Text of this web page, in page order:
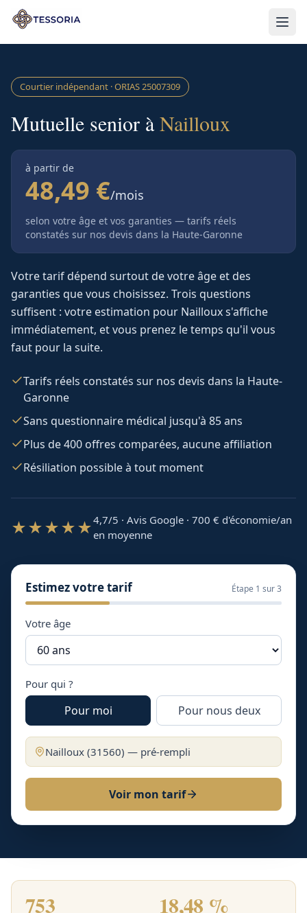
Aller au contenu principal
Courtier indépendant · ORIAS25007309
Mutuelle senior àNailloux
à partir de
48,49 €/mois
selon votre âge et vos garanties — tarifs réels
constatés sur nos devis dans la Haute-Garonne
Votre tarif dépend surtout de votre âge et des
garanties que vous choisissez. Trois questions
suffisent : votre estimation pour Naillouxs'affiche
immédiatement, et vous prenez le temps qu'il vous
faut pour la suite.
Tarifs réels constatés sur nos devis dans la Haute-
Garonne
Sans questionnaire médical jusqu'à 85 ans
Plus de 400 offres comparées, aucune affiliation
Résiliation possible à tout moment
★★★★★4,7/5 · Avis Google · 700 € d'économie/an
en moyenne
Estimez votre tarif Étape 1 sur 3
Votre âge
Pour qui ?
Pour moi Pour nous deux
Nailloux (31560) — pré-rempli
Voir mon tarif
753 18,48 %